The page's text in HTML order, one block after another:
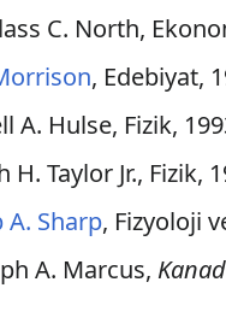
C. North,
, Edebiyat,
A. Hulse, Fizik,
H. Taylor Jr., Fizik,
A. Sharp, Fizyoloji
A. Marcus,